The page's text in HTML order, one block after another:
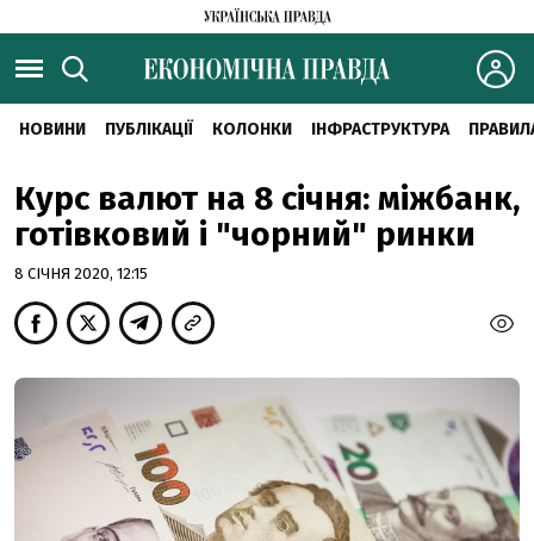
НОВИНИ ПУБЛІКАЦІЇ КОЛОНКИ ІНФРАСТРУКТУРА
Курс валют на 8 січня: міжбанк,
готівковий і "чорний" ринки
8 СІЧНЯ 2020, 12:15